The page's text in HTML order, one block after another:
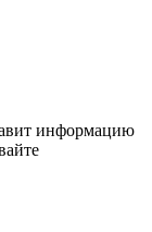
информацию